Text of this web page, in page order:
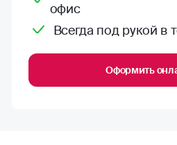
офис
Всегда под рукой в
Оформить